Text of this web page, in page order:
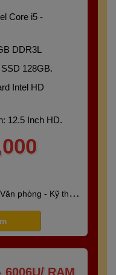
Core i5 -
DDR3L
128GB.
Intel HD
12.5 Inch HD.
phòng - Kỹ thuật
6006U/ RAM